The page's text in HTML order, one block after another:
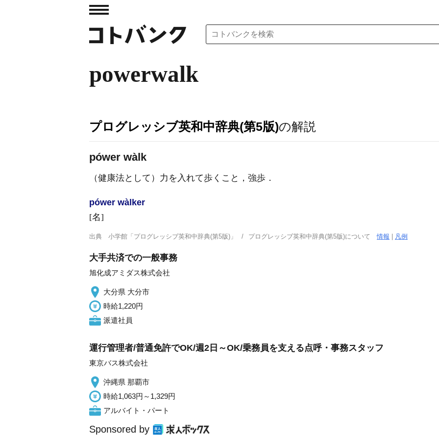
powerwalk
プログレッシブ英和中辞典(第5版)の解説
pówer wàlk
（健康法として）力を入れて歩くこと，強歩 ．
pówer wàlker
[名]
出典 小学館「プログレッシブ英和中辞典(第5版)」 プログレッシブ英和中辞典(第5版)について情報 凡例
大手共済での一般事務
旭化成アミダス株式会社
大分県 大分市
時給1,220円
派遣社員
運行管理者/普通免許でOK/週2日～OK/乗務員を支える点呼・事務スタッフ
東京バス株式会社
沖縄県 那覇市
時給1,063円～1,329円
アルバイト・パート
Sponsored by